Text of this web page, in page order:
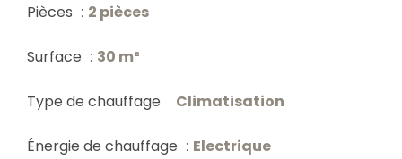
Pièces 2 pièces
Surface 30 m²
Type de chauffage Climatisation
Énergie de chauffage Electrique